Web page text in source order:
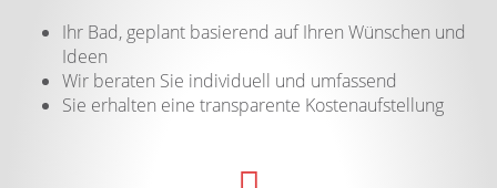
Ihr Bad, geplant basierend auf Ihren Wünschen und
Ideen
Wir beraten Sie individuell und umfassend
Sie erhalten eine transparente Kostenaufstellung